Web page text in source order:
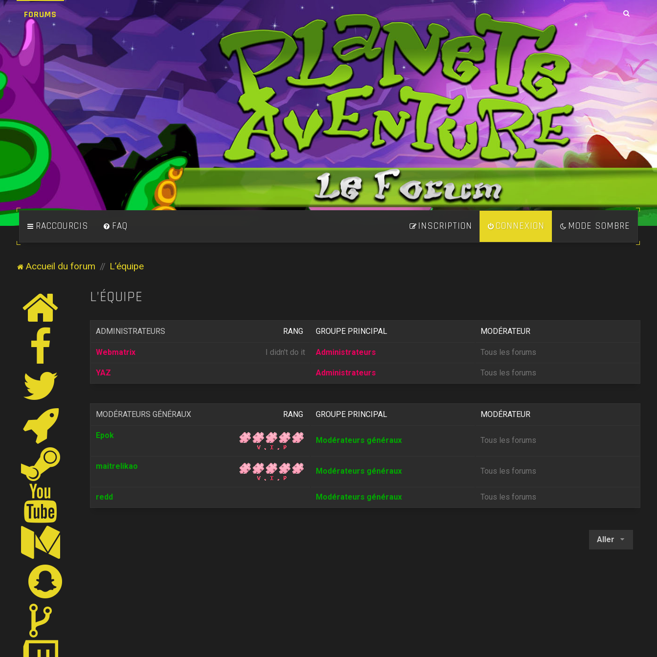
FORUMS
RACCOURCIS MODE SOMBRE
FAQ CONNEXION
INSCRIPTION
Accueil du forum L’équipe
L’ÉQUIPE
RANG
ADMINISTRATEURS GROUPE PRINCIPAL MODÉRATEUR
I didn't do it
Webmatrix Administrateurs Tous les forums
YAZ Administrateurs Tous les forums
RANG
MODÉRATEURS GÉNÉRAUX GROUPE PRINCIPAL MODÉRATEUR
Epok
Modérateurs généraux Tous les forums
maitrelikao
Modérateurs généraux Tous les forums
redd Modérateurs généraux Tous les forums
Aller